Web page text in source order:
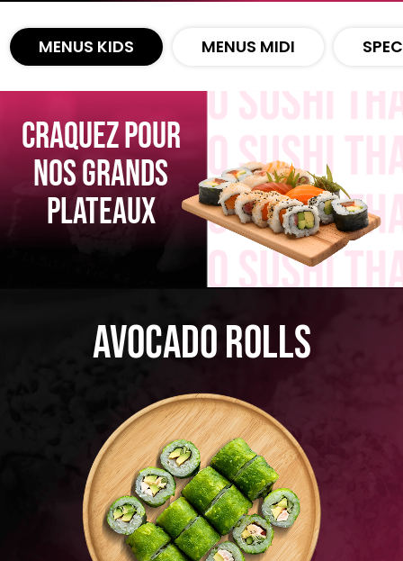
Zones de Livraison
MENUS KIDS MENUS MIDI
CRAQUEZ POUR
NOS GRANDS
PLATEAUX
Avocado Rolls